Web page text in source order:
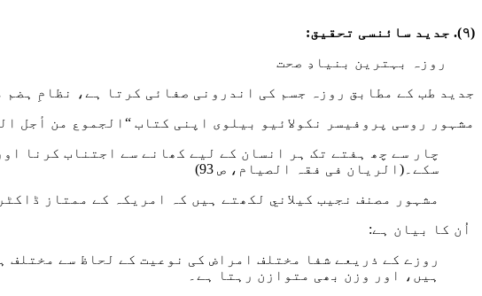
(٩). جدید سائنسی تحقیق:
روزہ بہترین بنیادِ صحت
جدید طب کے مطابق روزہ جسم کی اندرونی صفائی کرتا ہے، نظامِ
مشہور روسی پروفیسر نکولائیو بیلوی اپنی کتاب “الجموع من أجل
چار سے چھ ہفتے تک ہر انسان کے لیے کھانے سے اجتناب کرنا
سکے۔(الریان فی فقہ الصیام، ص 93)
مشہور مصنف نجيب كيلاني لکھتے ہیں کہ امریکہ کے ممتاز ڈاکٹر Phadon McFaroun مختلف امراض کا علاج صرف روزے کے ذریعے کرتے تھے۔
اُن کا بیان ہے:
روزے کے ذریعے شفا مختلف امراض کی نوعیت کے لحاظ سے
ہیں، اور وزن بھی متوازن رہتا ہے۔